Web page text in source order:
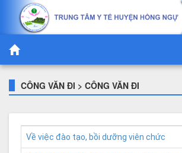
CÔNG VĂN ĐI > CÔNG VĂN ĐI
Về việc đào tạo, bồi dưỡng viên chức